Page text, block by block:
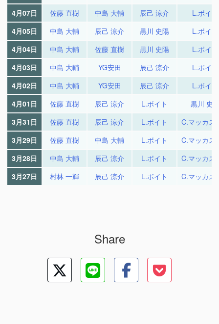
4月07日
佐藤 直樹 中島 大輔 辰己 涼介
L.ボイト
4月05日
中島 大輔 辰己 涼介 黒川 史陽
L.ボイト
4月04日
中島 大輔 佐藤 直樹 黒川 史陽
L.ボイト
4月03日
中島 大輔 YG安田 辰己 涼介
L.ボイト
4月02日
中島 大輔 YG安田 辰己 涼介
L.ボイト
4月01日
佐藤 直樹 辰己 涼介 L.ボイト
黒川 史
3月31日
佐藤 直樹 辰己 涼介 L.ボイト
C.マッカス
3月29日
佐藤 直樹 中島 大輔 L.ボイト
C.マッカス
3月28日
中島 大輔 辰己 涼介 L.ボイト
C.マッカス
3月27日
村林 一輝 辰己 涼介 L.ボイト C.マッカス
Share